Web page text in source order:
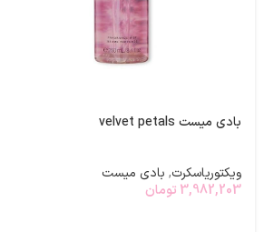
بادی میست velvet petals
ویکتوریاسکرت, بادی میست
3,982,203 تومان